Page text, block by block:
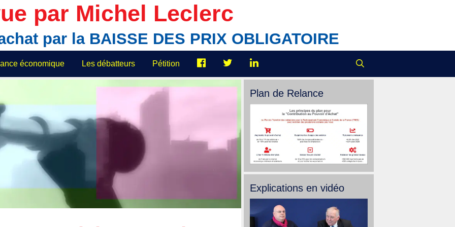
par Michel Leclerc
par la BAISSE DES PRIX OBLIGATOIRE
économique Les débatteurs Pétition
Plan de Relance
Explications en vidéo